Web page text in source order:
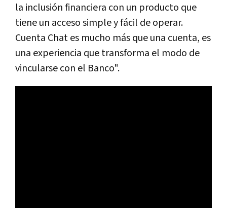
la inclusión financiera con un producto que
tiene un acceso simple y fácil de operar.
Cuenta Chat es mucho más que una cuenta, es
una experiencia que transforma el modo de
vincularse con el Banco".